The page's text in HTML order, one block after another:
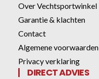
Over Vechtsportwinkel
Garantie & klachten
Contact
Algemene voorwaarden
Privacy verklaring
DIRECT ADVIES